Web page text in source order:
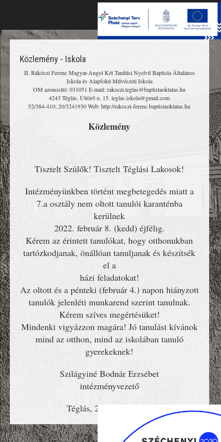
Közlemény - Iskola
II. Rákóczi Ferenc Magyar-Angol Két Tanítási Nyelvű Baptista Általános
Iskola és Alapfokú Művészeti Iskola
OM azonosító: 031051 E-mail: rakoczi.teglas@baptistaoktatas.hu
4243 Téglás, Úttörő u. 15. teglas.iskola@gmail.com
52/384-410; 20/3241930 Web: http://rakoczi-ferenc.baptistaoktatas.hu
Közlemény
Tisztelt Szülők! Tisztelt Téglási Lakosok!
Intézményünkben történt megbetegedés miatt a
7.a osztály nem oltott tanulói karanténba
kerülnek
2022. február 8. (kedd) éjfélig.
Kérem az érintett tanulókat, hogy otthonukban
tartózkodjanak, önállóan tanuljanak és készítsék
el a
házi feladatokat!
Az oltott és a pénteki (február 4.) napon hiányzott
tanulók jelenléti munkarend szerint tanulnak.
Kérem szíves megértésüket!
Mindenki vigyázzon magára! Jó tanulást kívánok
mind az otthon, mind az iskolában tanuló
gyerekeknek!
Szilágyiné Bodnár Erzsébet
intézményvezető
Téglás, 2022. február 7.